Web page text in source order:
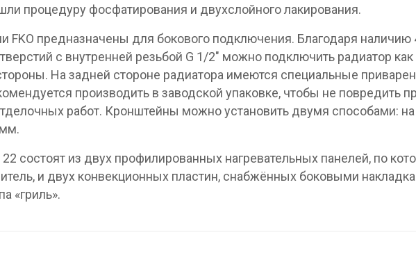
процедуру фосфатирования и двухслойного лакирования.
FKO предназначены для бокового подключения. Благодаря наличию
с внутренней резьбой G 1/2″ можно подключить радиатор как
На задней стороне радиатора имеются специальные
производить в заводской упаковке, чтобы не повредить
работ. Кронштейны можно установить двумя способами: на
состоят из двух профилированных нагревательных панелей, по
и двух конвекционных пластин, снабжённых боковыми
«гриль».